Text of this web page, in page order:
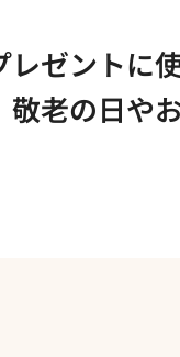
レゼント
老の日や